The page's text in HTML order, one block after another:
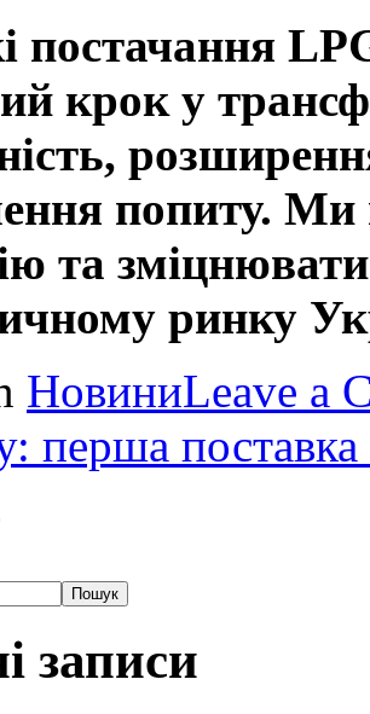
постачання
крок у
попиту. Ми
та
ринку
НовиниLeave a
перша
Пошук
записи